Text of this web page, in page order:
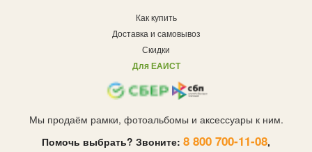
Как купить
Доставка и самовывоз
Скидки
Для ЕАИСТ
Мы продаём рамки, фотоальбомы и аксессуары к ним.
Помочь выбрать? Звоните: 8 800 700-11-08,